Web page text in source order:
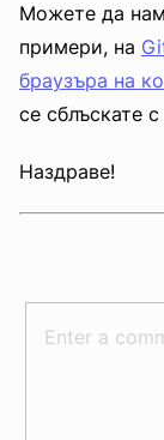
Можете да
примери, на
браузъра на
се сблъскате
Наздраве!